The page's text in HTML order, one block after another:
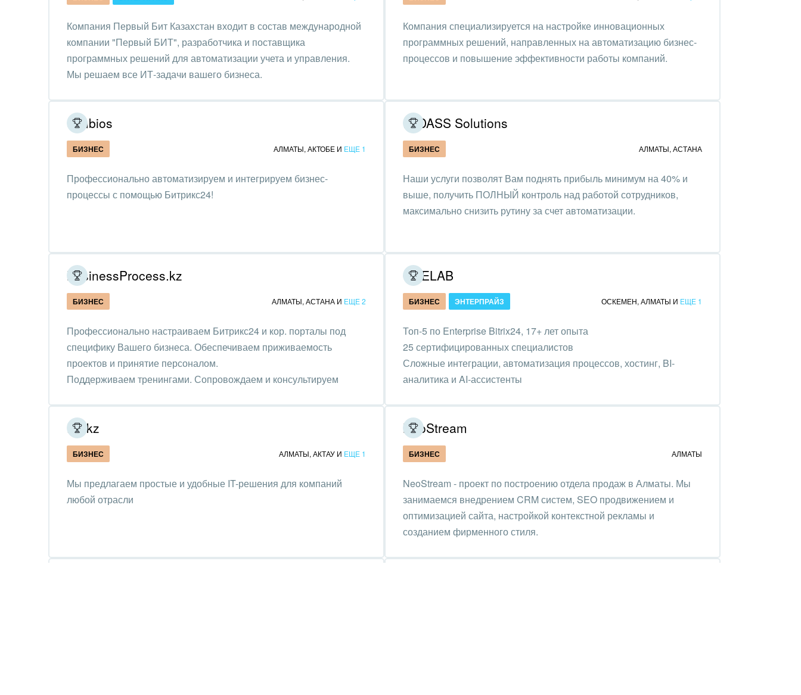
шоу-бизнес
Логистика
Мебель, лес, деревообработка
Медицина и фармацевтика
Нефть, газ
Ритуальные услуги
Связь и телекоммуникации
Финансы, бухгалтерия, банки
Электроэнергетика
Ювелирное дело
Компания Первый Бит Казахстан входит в состав международной
компании "Первый БИТ", разработчика и поставщика
программных решений для автоматизации учета и управления.
Мы решаем все ИТ-задачи вашего бизнеса.
Компания специализируется на настройке инновационных
программных решений, направленных на автоматизацию бизнес-
процессов и повышение эффективности работы компаний.
Simbios
БИЗНЕС АЛМАТЫ, АКТОБЕ И ЕЩЕ 1
Профессионально автоматизируем и интегрируем бизнес-
процессы с помощью Битрикс24!
IT DASS Solutions
БИЗНЕС АЛМАТЫ, АСТАНА
Наши услуги позволят Вам поднять прибыль минимум на 40% и
выше, получить ПОЛНЫЙ контроль над работой сотрудников,
максимально снизить рутину за счет автоматизации.
BusinessProcess.kz
БИЗНЕС АЛМАТЫ, АСТАНА И ЕЩЕ 2
Профессионально настраиваем Битрикс24 и кор. порталы под
специфику Вашего бизнеса. Обеспечиваем приживаемость
проектов и принятие персоналом.
Поддерживаем тренингами. Сопровождаем и консультируем
ONELAB
БИЗНЕС ЭНТЕРПРАЙЗ ОСКЕМЕН, АЛМАТЫ И ЕЩЕ 1
Топ-5 по Enterprise Bitrix24, 17+ лет опыта
25 сертифицированных специалистов
Сложные интеграции, автоматизация процессов, хостинг, BI-
аналитика и AI-ассистенты
R2.kz
БИЗНЕС АЛМАТЫ, АКТАУ И ЕЩЕ 1
Мы предлагаем простые и удобные IT-решения для компаний
любой отрасли
NeoStream
БИЗНЕС АЛМАТЫ
NeoStream - проект по построению отдела продаж в Алматы. Мы
занимаемся внедрением CRM систем, SEO продвижением и
оптимизацией сайта, настройкой контекстной рекламы и
созданием фирменного стиля.